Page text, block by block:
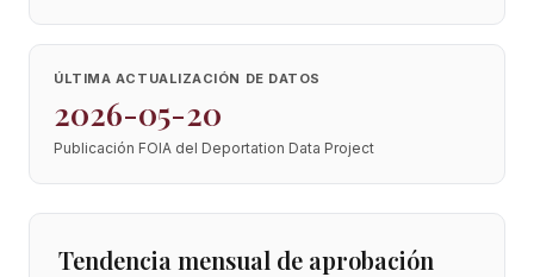
ÚLTIMA ACTUALIZACIÓN DE DATOS
2026-05-20
Publicación FOIA del Deportation Data Project
Tendencia mensual de aprobación